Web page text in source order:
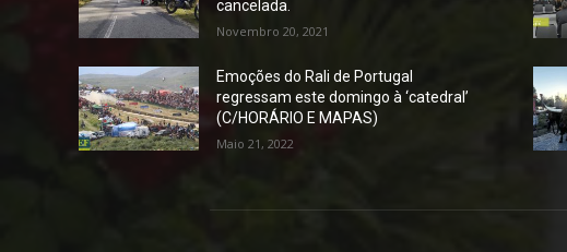
cancelada.
Novembro 20, 2021
Emoções do Rali de Portugal
regressam este domingo à ‘catedral’
(C/HORÁRIO E MAPAS)
Maio 21, 2022